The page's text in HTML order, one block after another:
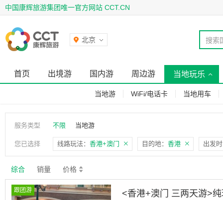
中国康辉旅游集团唯一官方网站 CCT.CN
北京 搜索
首页 出境游 国内游 周边游 当地玩乐
当地游 WiFi/电话卡 当地用车
服务类型 不限 当地游
您已选择 线路玩法： 香港+澳门 目的地： 香港 出发
综合 销量 价格
跟团游
<香港+澳门 三两天游>